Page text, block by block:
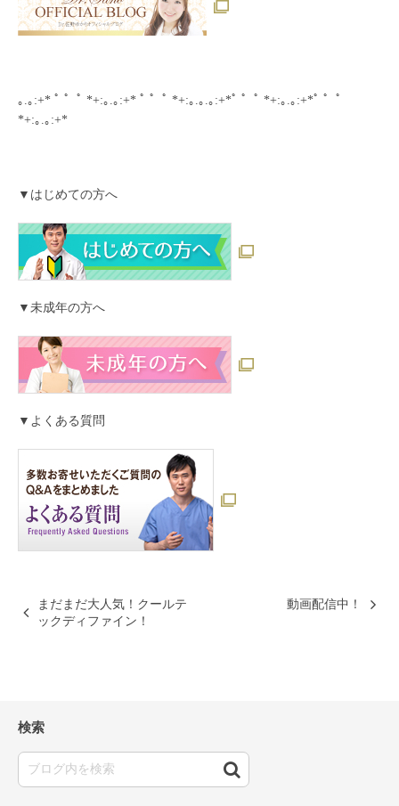
｡.｡:+* ﾟ ゜ﾟ *+:｡.｡:+* ﾟ ゜ﾟ *+:｡.｡.｡:+*ﾟ ゜ﾟ *+:｡.｡:+*ﾟ ゜ﾟ
*+:｡.｡:+*
▼はじめての方へ
▼未成年の方へ
▼よくある質問
まだまだ大人気！クールテ
ックディファイン！
動画配信中！
検索